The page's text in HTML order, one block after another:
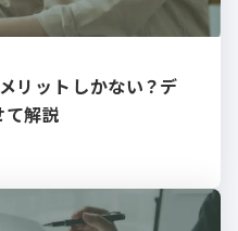
リットしかない？デ
て解説